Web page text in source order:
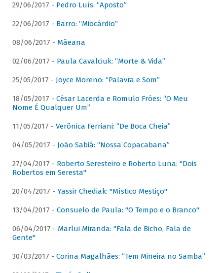
29/06/2017 - Pedro Luís: “Aposto”
22/06/2017 - Barro: “Miocárdio”
08/06/2017 - Mãeana
02/06/2017 - Paula Cavalciuk: “Morte & Vida”
25/05/2017 - Joyce Moreno: “Palavra e Som”
18/05/2017 - César Lacerda e Romulo Fróes: “O Meu
Nome É Qualquer Um”
11/05/2017 - Verônica Ferriani: “De Boca Cheia”
04/05/2017 - João Sabiá: “Nossa Copacabana”
27/04/2017 - Roberto Seresteiro e Roberto Luna: "Dois
Robertos em Seresta"
20/04/2017 - Yassir Chediak: "Místico Mestiço"
13/04/2017 - Consuelo de Paula: "O Tempo e o Branco"
06/04/2017 - Marlui Miranda: "Fala de Bicho, Fala de
Gente"
30/03/2017 - Corina Magalhães: “Tem Mineira no Samba”